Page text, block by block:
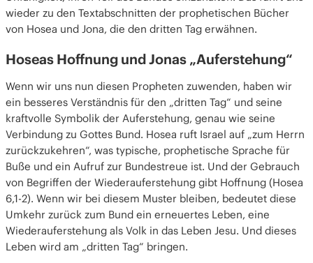
wieder zu den Textabschnitten der prophetischen Bücher
von Hosea und Jona, die den dritten Tag erwähnen.
Hoseas Hoffnung und Jonas „Auferstehung“
Wenn wir uns nun diesen Propheten zuwenden, haben wir
ein besseres Verständnis für den „dritten Tag“ und seine
kraftvolle Symbolik der Auferstehung, genau wie seine
Verbindung zu Gottes Bund. Hosea ruft Israel auf „zum Herrn
zurückzukehren“, was typische, prophetische Sprache für
Buße und ein Aufruf zur Bundestreue ist. Und der Gebrauch
von Begriffen der Wiederauferstehung gibt Hoffnung (Hosea
6,1-2). Wenn wir bei diesem Muster bleiben, bedeutet diese
Umkehr zurück zum Bund ein erneuertes Leben, eine
Wiederauferstehung als Volk in das Leben Jesu. Und dieses
Leben wird am „dritten Tag“ bringen.